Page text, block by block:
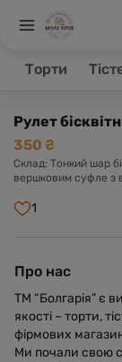
Торти
На головну
Рулети
Рулет
350 ₴
Склад: Тонкий шар
вершковим суфле
1
Про нас
ТМ “Болгарія” є
якості – торти,
фірмових
Ми почали свою